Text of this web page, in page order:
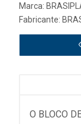
Marca:
Fabricante:
O BLOCO